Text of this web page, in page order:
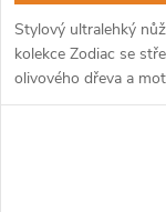
Stylový ultralehký
kolekce Zodiac se
olivového dřeva a
znamení kozoroha.